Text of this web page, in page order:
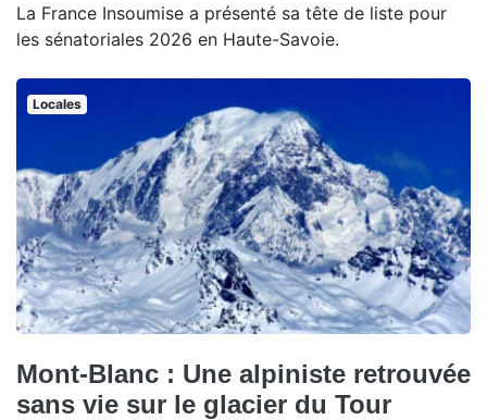
La France Insoumise a présenté sa tête de liste pour
les sénatoriales 2026 en Haute-Savoie.
Locales
Mont-Blanc : Une alpiniste retrouvée
sans vie sur le glacier du Tour